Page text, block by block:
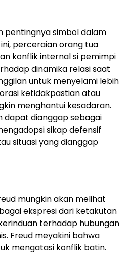
pentingnya simbol dalam
perceraian orang tua
konflik internal si pemimpi
dinamika relasi saat
untuk menyelami lebih
ketidakpastian atau
menghantui kesadaran.
dapat dianggap sebagai
sikap defensif
situasi yang dianggap
mungkin akan melihat
ekspresi dari ketakutan
terhadap hubungan
Freud meyakini bahwa
mengatasi konflik batin.